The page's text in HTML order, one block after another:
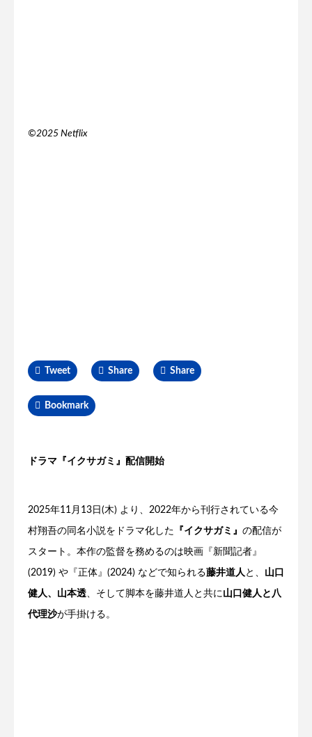
©️2025 Netflix
Tweet Share Share
Bookmark
ドラマ『イクサガミ』配信開始
2025年11月13日(木) より、2022年から刊行されている今
村翔吾の同名小説をドラマ化した 『イクサガミ』 の配信が
スタート。本作の監督を務めるのは映画『新聞記者』
(2019) や『正体』(2024) などで知られる藤井道人 と、 山口
健人、山本透、そして脚本を藤井道人と共に山口健人と八
代理沙が手掛ける。